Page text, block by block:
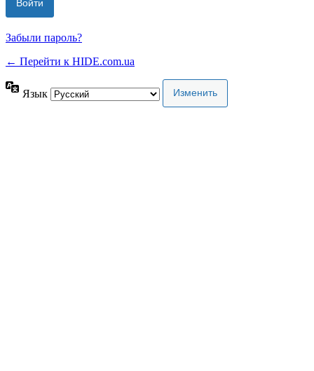
Забыли пароль?
← Перейти к HIDE.com.ua
Язык